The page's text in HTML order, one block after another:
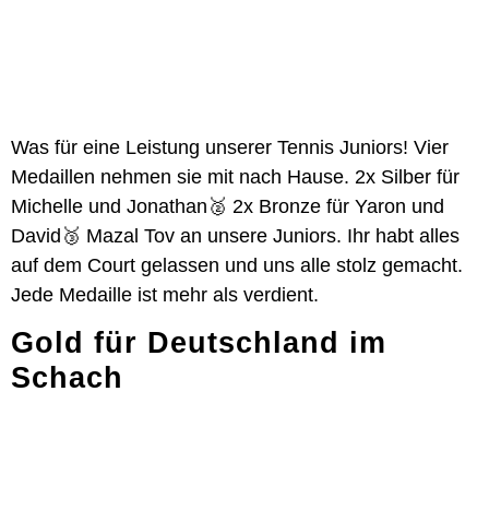
Was für eine Leistung unserer Tennis Juniors! Vier
Medaillen nehmen sie mit nach Hause. 2x Silber für
Michelle und Jonathan🥈 2x Bronze für Yaron und
David🥉 Mazal Tov an unsere Juniors. Ihr habt alles
auf dem Court gelassen und uns alle stolz gemacht.
Jede Medaille ist mehr als verdient.
Gold für Deutschland im
Schach